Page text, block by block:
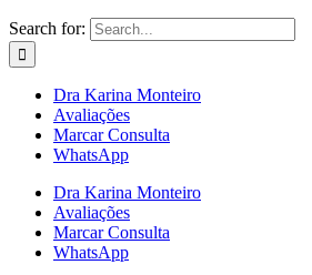
Search for:
Dra Karina Monteiro
Avaliações
Marcar Consulta
WhatsApp
Dra Karina Monteiro
Avaliações
Marcar Consulta
WhatsApp